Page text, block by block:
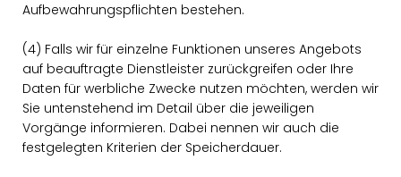
Aufbewahrungspflichten bestehen.
(4) Falls wir für einzelne Funktionen unseres Angebots
auf beauftragte Dienstleister zurückgreifen oder Ihre
Daten für werbliche Zwecke nutzen möchten, werden wir
Sie untenstehend im Detail über die jeweiligen
Vorgänge informieren. Dabei nennen wir auch die
festgelegten Kriterien der Speicherdauer.